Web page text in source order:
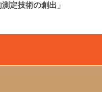
定技術の創出」